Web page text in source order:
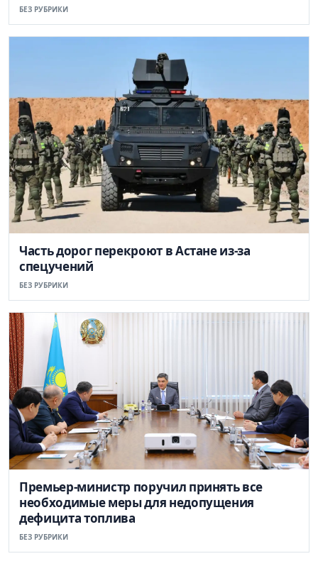
БЕЗ РУБРИКИ
Часть дорог перекроют в Астане из-за
спецучений
БЕЗ РУБРИКИ
Премьер-министр поручил принять все
необходимые меры для недопущения
дефицита топлива
БЕЗ РУБРИКИ